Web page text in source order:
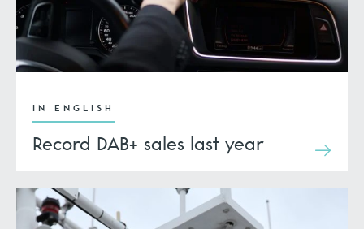
IN ENGLISH
Record DAB+ sales last year